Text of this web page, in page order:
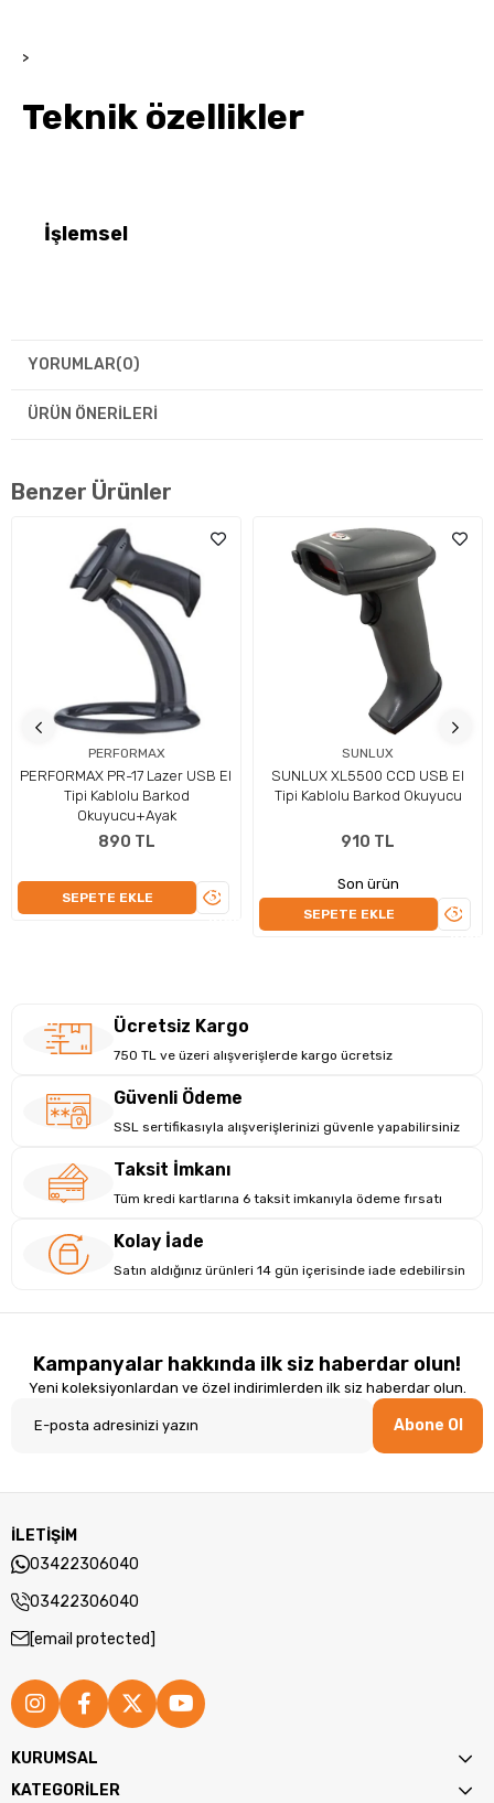
>
Teknik özellikler
İşlemsel
Kod Çözme Hızı •
•
• QR
Barkod Tipleri
Desteklenen Barkod Tipleri
1D
•
• UPC-
•
YORUMLAR(0)
ÜRÜN ÖNERILERI
Benzer Ürünler
PERFORMAX
PERFORMAX PR-17 Lazer USB El
Tipi Kablolu Barkod
Okuyucu+Ayak
890 TL
SEPETE EKLE
ÜRÜNÜ
SUNLUX
SUNLUX XL5500 CCD USB El
Tipi Kablolu Barkod Okuyucu
910 TL
SEPETE EKLE
Son ürün
Ücretsiz Kargo
750 TL ve üzeri alışverişlerde kargo ücretsiz
Güvenli Ödeme
SSL sertifikasıyla alışverişlerinizi güvenle yapabilirsiniz
Taksit İmkanı
Tüm kredi kartlarına 6 taksit imkanıyla ödeme fırsatı
Kolay İade
Satın aldığınız ürünleri 14 gün içerisinde iade edebilirsin
Kampanyalar hakkında ilk siz haberdar olun!
Yeni koleksiyonlardan ve özel indirimlerden ilk siz haberdar olun.
Abone Ol
İLETİŞİM
03422306040
03422306040
[email protected]
KURUMSAL
KATEGORİLER